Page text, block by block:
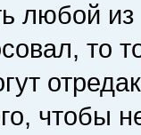
любой
то
чтобы